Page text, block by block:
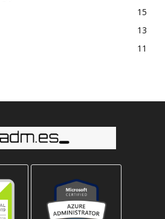
15
13
11